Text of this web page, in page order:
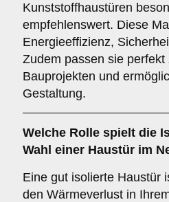
Kunststoffhaustüren
empfehlenswert. Diese
Energieeffizienz,
Zudem passen sie perfekt
Bauprojekten und
Gestaltung.
Welche Rolle spielt die
Wahl einer Haustür im
Eine gut isolierte Haustür
den Wärmeverlust in